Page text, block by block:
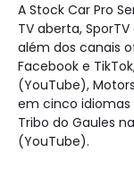
A Stock Car Pro
TV aberta,
além dos canais
Facebook e
(YouTube),
em cinco
Tribo do Gaules
(YouTube).